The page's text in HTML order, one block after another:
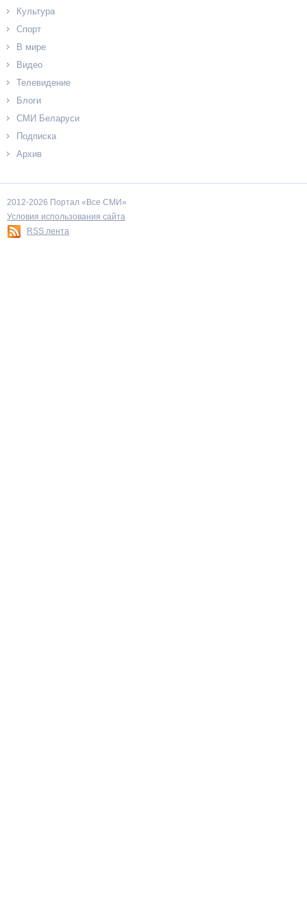
Культура
Спорт
В мире
Видео
Телевидение
Блоги
СМИ Беларуси
Подписка
Архив
2012-2026 Портал «Все СМИ»
Условия использования сайта
RSS лента